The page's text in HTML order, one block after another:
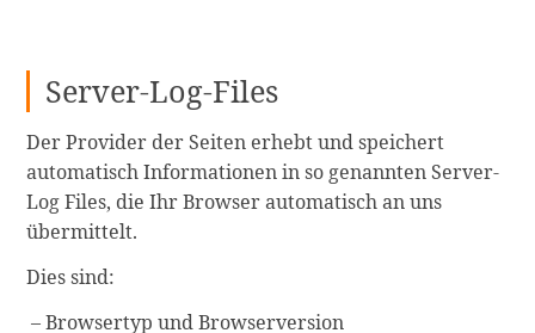
Server-Log-Files
Der Provider der Seiten erhebt und speichert
automatisch Informationen in so genannten Server-
Log Files, die Ihr Browser automatisch an uns
übermittelt.
Dies sind:
Browsertyp und Browserversion